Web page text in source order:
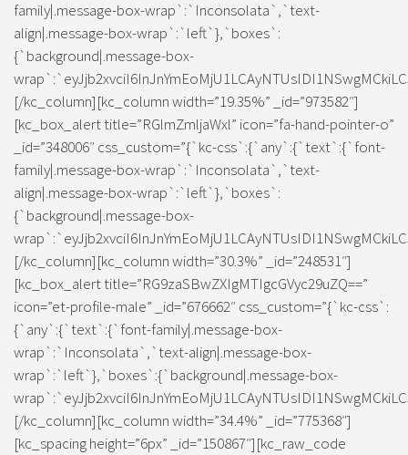
family|.message-box-wrap`:`Inconsolata`,`text-
align|.message-box-wrap`:`left`},`boxes`:
{`background|.message-box-
[/kc_column][kc_column width=”19.35%” _id=”973582″]
[kc_box_alert title=”RGlmZmljaWxl” icon=”fa-hand-pointer-o”
_id=”348006″ css_custom=”{`kc-css`:{`any`:{`text`:{`font-
family|.message-box-wrap`:`Inconsolata`,`text-
align|.message-box-wrap`:`left`},`boxes`:
{`background|.message-box-
[/kc_column][kc_column width=”30.3%” _id=”248531″]
[kc_box_alert title=”RG9zaSBwZXIgMTIgcGVyc29uZQ==”
icon=”et-profile-male” _id=”676662″ css_custom=”{`kc-css`:
{`any`:{`text`:{`font-family|.message-box-
wrap`:`Inconsolata`,`text-align|.message-box-
wrap`:`left`},`boxes`:{`background|.message-box-
[/kc_column][kc_column width=”34.4%” _id=”775368″]
[kc_spacing height=”6px” _id=”150867″][kc_raw_code